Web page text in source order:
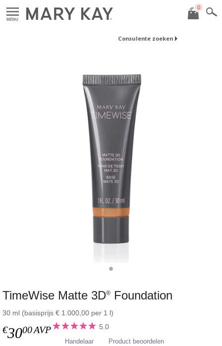
MENU
0
Consulente zoeken
TimeWise Matte 3D® Foundation
30 ml (basisprijs € 1.000,00 per 1 l)
€3000AVP 5.0
Handelaar Product beoordelen